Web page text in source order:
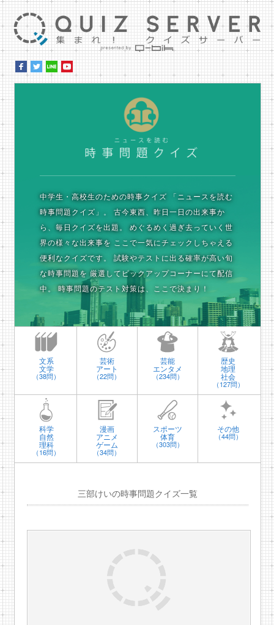
中学生・高校生のための時事クイズ 「ニュースを読む
時事問題クイズ」。
古今東西、昨日一日の出来事か
ら、毎日クイズを出題。
めぐるめく過ぎ去っていく世
界の様々な出来事を ここで一気にチェックしちゃえる
便利なクイズです。
試験やテストに出る確率が高い旬
な時事問題を 厳選してピックアップコーナーにて配信
中。
時事問題のテスト対策は、ここで決まり！
文系
文学
（38問）
芸術
アート
（22問）
芸能
エンタメ
（234問）
歴史
地理
社会
（127問）
科学
自然
理科
（16問）
漫画
アニメ
ゲーム
（34問）
スポーツ
体育
（303問）
その他
（44問）
三部けいの時事問題クイズ一覧